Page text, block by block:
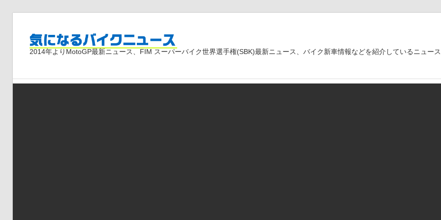
気
に
2014年よりMotoGP最新ニュース、FIM スーパーバイク世界選手権(SBK)最新ニュース、バイク新車情報などを紹介しているニュース